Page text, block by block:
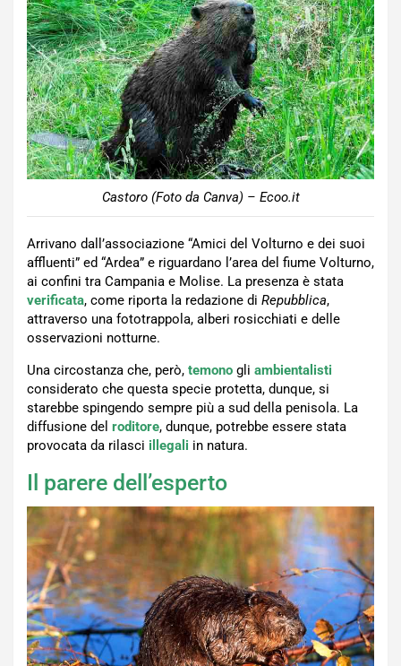
Castoro (Foto da Canva) – Ecoo.it
Arrivano dall’associazione “Amici del Volturno e dei suoi
affluenti” ed “Ardea” e riguardano l’area del fiume Volturno,
ai confini tra Campania e Molise. La presenza è stata
verificata, come riporta la redazione di Repubblica,
attraverso una fototrappola, alberi rosicchiati e delle
osservazioni notturne.
Una circostanza che, però, temono gli ambientalisti
considerato che questa specie protetta, dunque, si
starebbe spingendo sempre più a sud della penisola. La
diffusione del roditore, dunque, potrebbe essere stata
provocata da rilasci illegali in natura.
Il parere dell’esperto